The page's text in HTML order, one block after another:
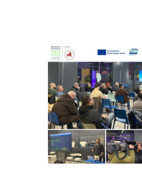
Home»Ολοκλήρωση
Κόμβος Καινοτομίας
Αγροτική Παραγωγή